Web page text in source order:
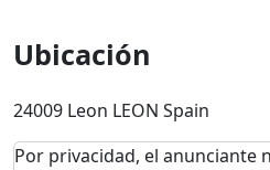
Ubicación
24009 Leon LEON Spain
Por privacidad, el anunciante